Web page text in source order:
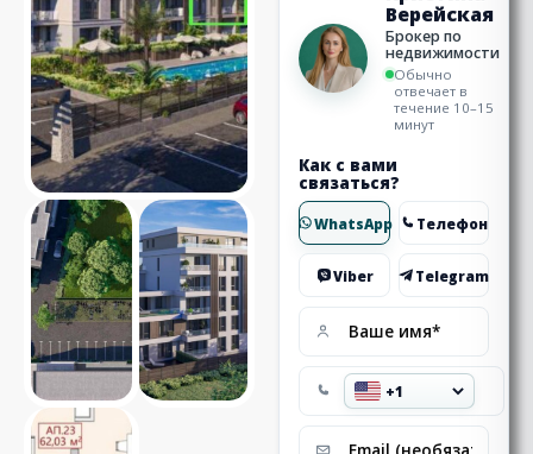
Верейская
Брокер по
недвижимости
Обычно
отвечает в
течение 10–15
минут
Как с вами
связаться?
WhatsApp Телефон
Viber Telegram